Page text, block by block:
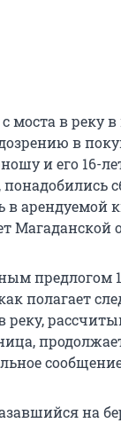
в реку в
в
и его 16-
арендуемой
Магаданской
предлогом
полагает
сообщение
на